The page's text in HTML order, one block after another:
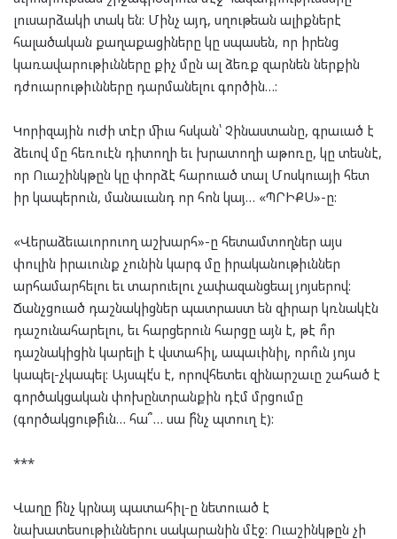
լուսարձակի տակ են: Մինչ այդ, սղութեան ալիքներէ
հալածական քաղաքացիները կը սպասեն, որ իրենց
կառավարութիւնները քիչ մըն ալ ձեռք զարնեն ներքին
դժուարութիւնները դարմանելու գործին…:
Կորիզային ուժի տէր միւս հսկան՝ Չինաստանը, գրաւած է
ձեւով մը հեռուէն դիտողի եւ խրատողի աթոռը, կը տեսնէ,
որ Ուաշինկթըն կը փորձէ հարուած տալ Մոսկուայի հետ
իր կապերուն, մանաւանդ որ հոն կայ… «ՊՐԻՔՍ»-ը:
«Վերաձեւաւորուող աշխարհ»-ը հետամտողներ այս
փուլին իրաւունք չունին կարգ մը իրականութիւններ
արհամարհելու եւ տարուելու չափազանցեալ յոյսերով:
Ճանչցուած դաշնակիցներ պատրաստ են զիրար կռնակէն
դաշունահարելու, եւ հարցերուն հարցը այն է, թէ ո՞ր
դաշնակիցին կարելի է վստահիլ, ապաւինիլ, որո՞ւն յոյս
կապել-չկապել: Այսպէ՛ս է, որովհետեւ զինարշաւը շահած է
գործակցական փոխընտրանքին դէմ մրցումը
(գործակցութի՞ւն… հա՞… սա ի՞նչ պտուղ է):
***
Վաղը ի՞նչ կրնայ պատահիլ-ը նետուած է
նախատեսութիւններու սակարանին մէջ: Ուաշինկթըն չի